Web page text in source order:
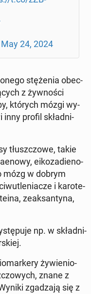
May 24, 2024
stę­że­nia obec­
z żyw­no­ści
których mózgi wy­
inny profil skład­ni­
tłusz­czo­we, takie
eiko­za­die­no­
mózg w dobrym
i ka­ro­te­
ze­ak­san­ty­na,
np. w skład­ni­
ży­wie­nio­
znane z
zga­dza­ją się z